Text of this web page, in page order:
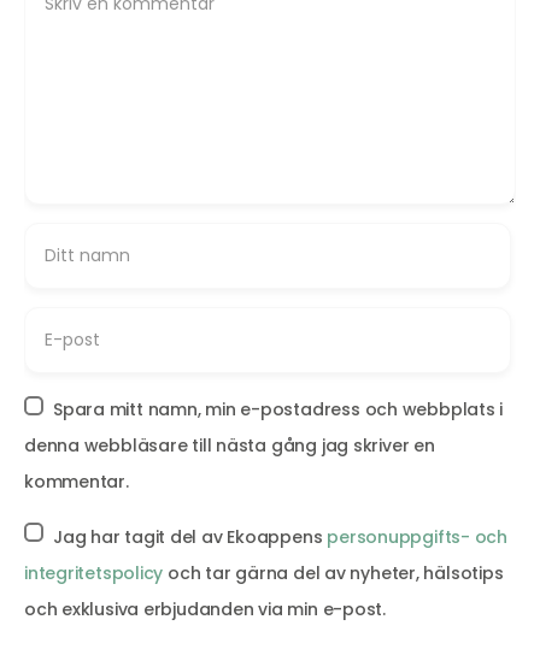
Spara mitt namn, min e-postadress och webbplats i
denna webbläsare till nästa gång jag skriver en
kommentar.
Jag har tagit del av Ekoappens personuppgifts- och
integritetspolicy och tar gärna del av nyheter, hälsotips
och exklusiva erbjudanden via min e-post.